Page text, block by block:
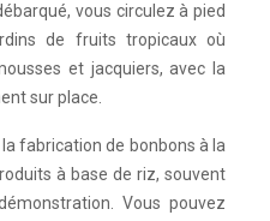
vous circulez à pied
de fruits tropicaux où
et jacquiers, avec la
sur place.
fabrication de bonbons à la
à base de riz, souvent
Vous pouvez